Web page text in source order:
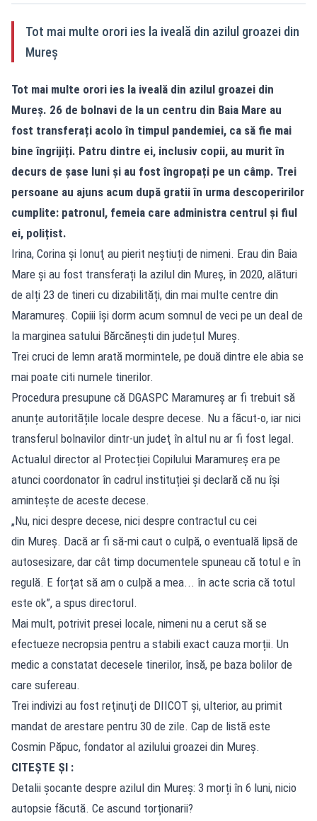
Tot mai multe orori ies la iveală din azilul groazei din
Mureș
Tot mai multe orori ies la iveală din azilul groazei din
Mureș. 26 de bolnavi de la un centru din Baia Mare au
fost transferați acolo în timpul pandemiei, ca să fie mai
bine îngrijiți. Patru dintre ei, inclusiv copii, au murit în
decurs de șase luni și au fost îngropați pe un câmp. Trei
persoane au ajuns acum după gratii în urma descoperirilor
cumplite: patronul, femeia care administra centrul și fiul
ei, polițist.
Irina, Corina şi Ionuţ au pierit neștiuți de nimeni. Erau din Baia
Mare și au fost transferați la azilul din Mureș, în 2020, alături
de alți 23 de tineri cu dizabilități, din mai multe centre din
Maramureș. Copiii își dorm acum somnul de veci pe un deal de
la marginea satului Bărcănești din județul Mureș.
Trei cruci de lemn arată mormintele, pe două dintre ele abia se
mai poate citi numele tinerilor.
Procedura presupune că DGASPC Maramureș ar fi trebuit să
anunțe autoritățile locale despre decese. Nu a făcut-o, iar nici
transferul bolnavilor dintr-un judeţ în altul nu ar fi fost legal.
Actualul director al Protecției Copilului Maramureș era pe
atunci coordonator în cadrul instituției și declară că nu își
amintește de aceste decese.
„Nu, nici despre decese, nici despre contractul cu cei
din Mureș. Dacă ar fi să-mi caut o culpă, o eventuală lipsă de
autosesizare, dar cât timp documentele spuneau că totul e în
regulă. E forțat să am o culpă a mea... în acte scria că totul
este ok”, a spus directorul.
Mai mult, potrivit presei locale, nimeni nu a cerut să se
efectueze necropsia pentru a stabili exact cauza morții. Un
medic a constatat decesele tinerilor, însă, pe baza bolilor de
care sufereau.
Trei indivizi au fost reţinuţi de DIICOT şi, ulterior, au primit
mandat de arestare pentru 30 de zile. Cap de listă este
Cosmin Păpuc, fondator al azilului groazei din Mureș.
CITEȘTE ȘI :
Detalii șocante despre azilul din Mureș: 3 morți în 6 luni, nicio
autopsie făcută. Ce ascund torționarii?